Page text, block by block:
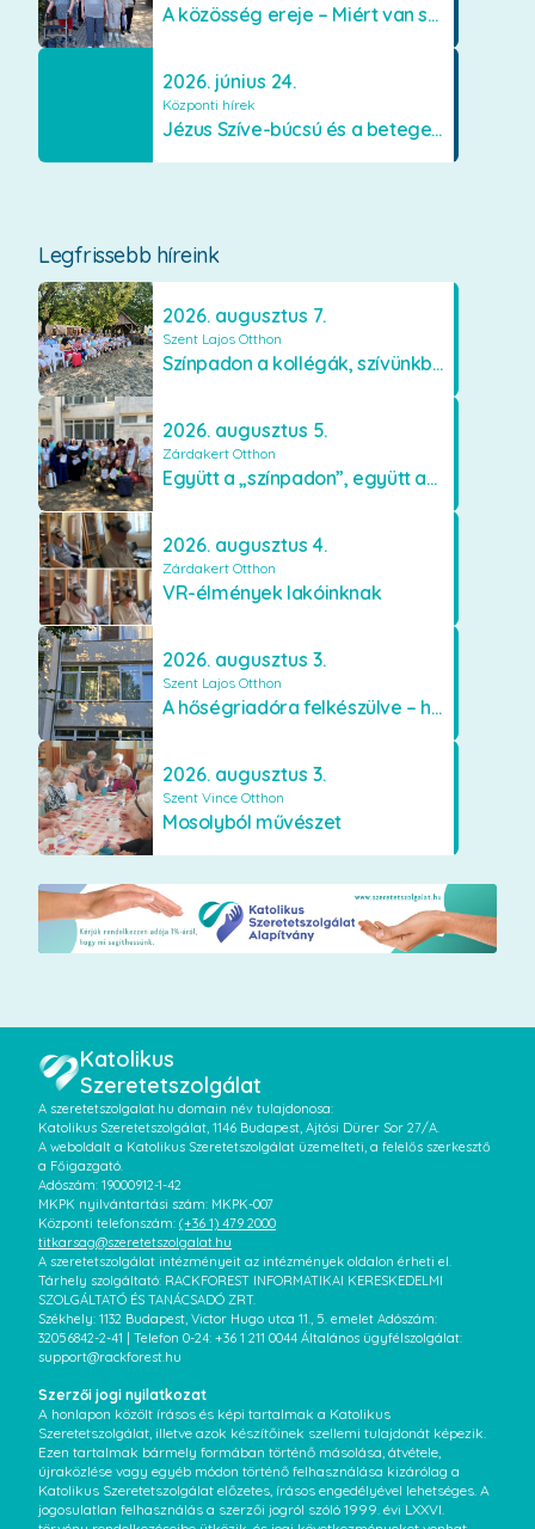
A közösség ereje – Miért van szükségünk egymásra?
2026. június 24.
Központi hírek
Jézus Szíve-búcsú és a betegek kenetének közösségi kiszolgáltatása Mátraverebély-Szentkúton
Legfrissebb híreink
2026. augusztus 7.
Szent Lajos Otthon
Színpadon a kollégák, szívünkben a lakók
2026. augusztus 5.
Zárdakert Otthon
Együtt a „színpadon”, együtt az élményekért 🎭✨
2026. augusztus 4.
Zárdakert Otthon
VR-élmények lakóinknak
2026. augusztus 3.
Szent Lajos Otthon
A hőségriadóra felkészülve – hűsítő fejlesztések a Szent Lajos Otthonban
2026. augusztus 3.
Szent Vince Otthon
Mosolyból művészet
Katolikus
Szeretetszolgálat
A szeretetszolgalat.hu domain név tulajdonosa:
Katolikus Szeretetszolgálat, 1146 Budapest, Ajtósi Dürer Sor 27/A.
A weboldalt a Katolikus Szeretetszolgálat üzemelteti, a felelős szerkesztő
a Főigazgató.
Adószám: 19000912-1-42
MKPK nyilvántartási szám: MKPK-007
Központi telefonszám: (+36 1) 479 2000
titkarsag@szeretetszolgalat.hu
A szeretetszolgálat intézményeit az intézmények oldalon érheti el.
Tárhely szolgáltató: RACKFOREST INFORMATIKAI KERESKEDELMI
SZOLGÁLTATÓ ÉS TANÁCSADÓ ZRT.
Székhely: 1132 Budapest, Victor Hugo utca 11., 5. emelet Adószám:
32056842-2-41 | Telefon 0-24: +36 1 211 0044 Általános ügyfélszolgálat:
support@rackforest.hu
Szerzői jogi nyilatkozat
A honlapon közölt írásos és képi tartalmak a Katolikus
Szeretetszolgálat, illetve azok készítőinek szellemi tulajdonát képezik.
Ezen tartalmak bármely formában történő másolása, átvétele,
újraközlése vagy egyéb módon történő felhasználása kizárólag a
Katolikus Szeretetszolgálat előzetes, írásos engedélyével lehetséges. A
jogosulatlan felhasználás a szerzői jogról szóló 1999. évi LXXVI.